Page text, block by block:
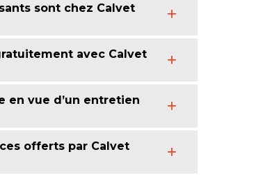
sont chez Calvet
avec Calvet
en vue d’un entretien
offerts par Calvet